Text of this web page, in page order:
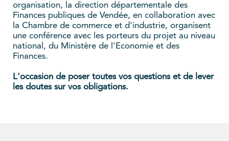
organisation, la direction départementale des
Finances publiques de Vendée, en collaboration avec
la Chambre de commerce et d'industrie, organisent
une conférence avec les porteurs du projet au niveau
national, du Ministère de l'Economie et des
Finances.
L'occasion de poser toutes vos questions et de lever
les doutes sur vos obligations.